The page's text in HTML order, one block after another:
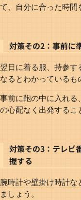
て、自分に合った時間
対策その2：事前に
翌日に着る服、持参
なるとわかっているも
事前に鞄の中に入れ
の心配なく出発するこ
対策その3：テレビ
握する
腕時計や壁掛け時計
ましょう。